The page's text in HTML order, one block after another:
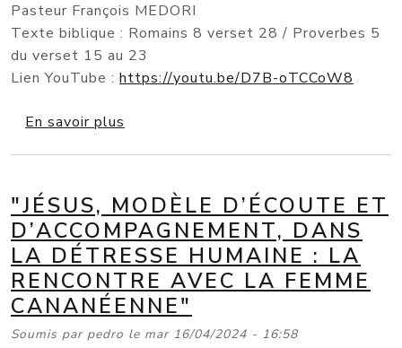
Pasteur François MEDORI
Texte biblique : Romains 8 verset 28 / Proverbes 5
du verset 15 au 23
Lien YouTube : https://youtu.be/D7B-oTCCoW8
En savoir plus
"JÉSUS, MODÈLE D’ÉCOUTE ET
D’ACCOMPAGNEMENT, DANS
LA DÉTRESSE HUMAINE : LA
RENCONTRE AVEC LA FEMME
CANANÉENNE"
Soumis par pedro le mar 16/04/2024 - 16:58